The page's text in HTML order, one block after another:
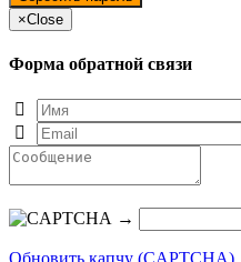
×Close
Форма обратной связи
→
Обновить капчу (CAPTCHA)